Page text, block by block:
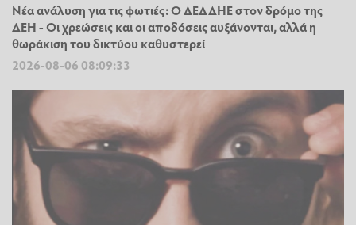
Νέα ανάλυση για τις φωτιές: Ο ΔΕΔΔΗΕ στον δρόμο της
ΔΕΗ - Οι χρεώσεις και οι αποδόσεις αυξάνονται, αλλά η
θωράκιση του δικτύου καθυστερεί
2026-08-06 08:09:33